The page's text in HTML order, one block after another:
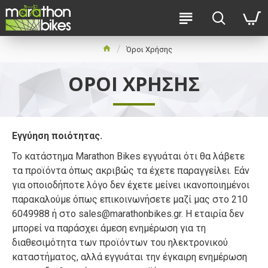
Όροι Χρήσης
ΌΡΟΙ ΧΡΉΣΗΣ
Εγγύηση ποιότητας.
Το κατάστημα Marathon Bikes εγγυάται ότι θα λάβετε
τα προϊόντα όπως ακριβώς τα έχετε παραγγείλει. Εάν
για οποιοδήποτε λόγο δεν έχετε μείνει ικανοποιημένοι
παρακαλούμε όπως επικοινωνήσετε μαζί μας στο 210
6049988 ή στο sales@marathonbikes.gr. Η εταιρία δεν
μπορεί να παράσχει άμεση ενημέρωση για τη
διαθεσιμότητα των προϊόντων του ηλεκτρονικού
καταστήματος, αλλά εγγυάται την έγκαιρη ενημέρωση